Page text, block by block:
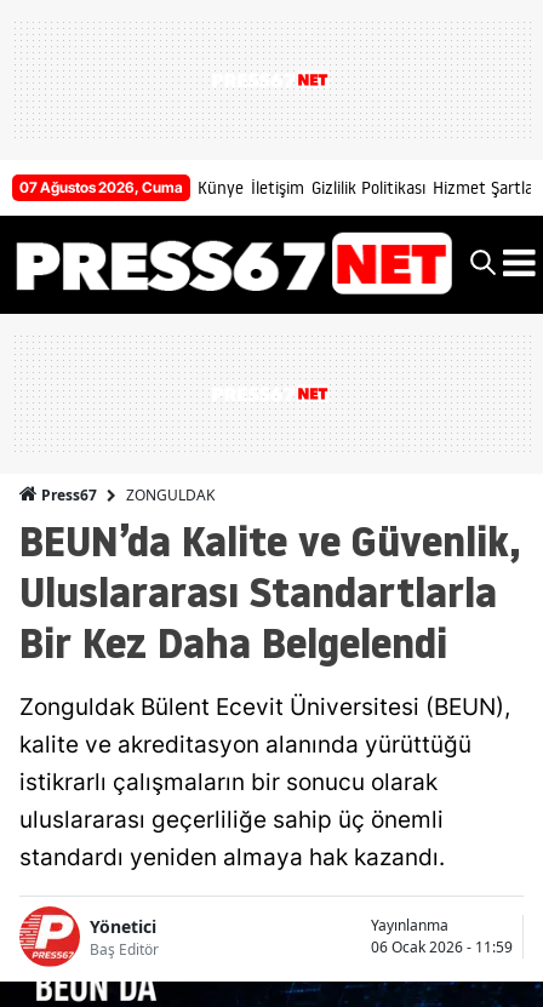
07 Ağustos 2026, Cuma Künye İletişim Gizlilik Politikası Hizmet Şartları
Press67 ZONGULDAK
BEUN’da Kalite ve Güvenlik,
Uluslararası Standartlarla
Bir Kez Daha Belgelendi
Zonguldak Bülent Ecevit Üniversitesi (BEUN),
kalite ve akreditasyon alanında yürüttüğü
istikrarlı çalışmaların bir sonucu olarak
uluslararası geçerliliğe sahip üç önemli
standardı yeniden almaya hak kazandı.
Yönetici
Baş Editör
Yayınlanma
06 Ocak 2026 - 11:59